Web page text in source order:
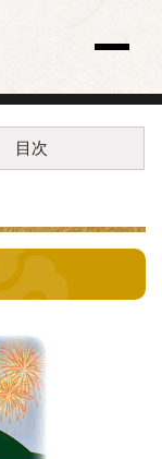
目次